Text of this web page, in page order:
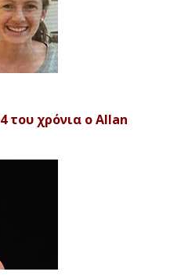
του χρόνια ο Allan